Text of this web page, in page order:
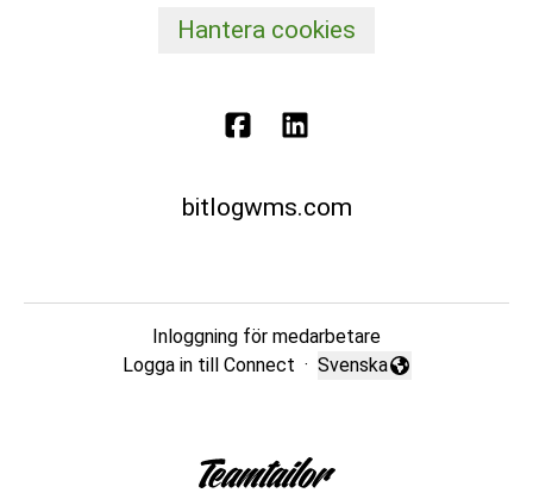
Hantera cookies
bitlogwms.com
Inloggning för medarbetare
Logga in till Connect ·
Byt språk
Svenska